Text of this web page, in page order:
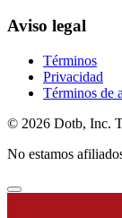
Aviso legal
Términos
Privacidad
Términos de
© 2026 Dotb, Inc.
No estamos